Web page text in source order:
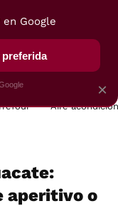
VEGUI
Aire
aperitivo o
×
en Google